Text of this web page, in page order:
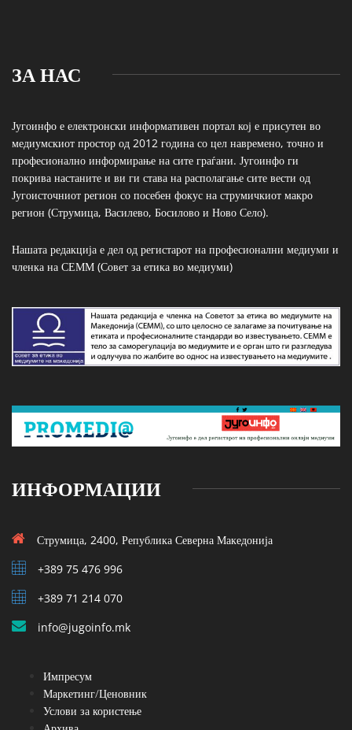
ЗА НАС
Југоинфо е електронски информативен портал кој е присутен во
медиумскиот простор од 2012 година со цел навремено, точно и
професионално информирање на сите граѓани. Југоинфо ги
покрива настаните и ви ги става на располагање сите вести од
Југоисточниот регион со посебен фокус на струмичкиот макро
регион (Струмица, Василево, Босилово и Ново Село).
Нашата редакција е дел од регистарот на професионални медиуми и
членка на СЕММ (Совет за етика во медиуми)
ИНФОРМАЦИИ
Струмица, 2400, Република Северна Македонија
+389 75 476 996
+389 71 214 070
info@jugoinfo.mk
Импресум
Маркетинг/Ценовник
Услови за користење